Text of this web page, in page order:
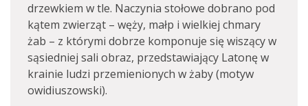
drzewkiem w tle. Naczynia stołowe dobrano pod
kątem zwierząt – węży, małp i wielkiej chmary
żab – z którymi dobrze komponuje się wiszący w
sąsiedniej sali obraz, przedstawiający Latonę w
krainie ludzi przemienionych w żaby (motyw
owidiuszowski).